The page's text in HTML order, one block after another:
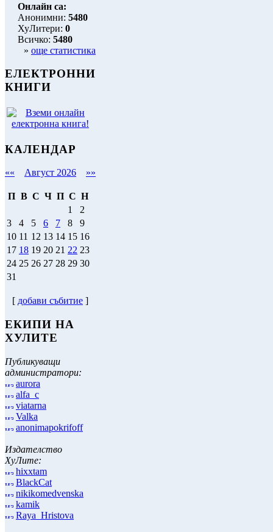
Онлайн са:
Анонимни: 5480
ХуЛитери: 0
Всичко: 5480
» още статистика
ЕЛЕКТРОННИ
КНИГИ
КАЛЕНДАР
«« Август 2026 »»
П В С Ч П С Н
1
2
3
4 5 6 7 8
9
10 11 12 13 14 15 16
17 18 19 20 21 22 23
24 25 26 27 28 29 30
31
[ добави събитие ]
ЕКИПИ НА
ХУЛИТЕ
Публикуващи
администратори:
aurora
alfa_c
viatarna
Valka
anonimapokrifoff
Издателство
ХуЛите:
hixxtam
BlackCat
nikikomedvenska
kamik
Raya_Hristova